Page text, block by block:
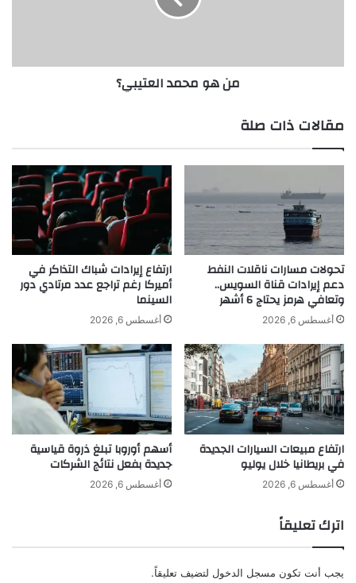
ق
ا
ل
ج
ح
ا
ت
ف
ي
م
ا
ل
إ
ن
ق
ا
ص
ا
ل
ن
ا
ي
ب
ي
من هو محمد العتيبي؟
مقالات ذات صلة
تحولات مسارات ناقلات النفط
دعم إيرادات قناة السويس..
وتعافي هرمز يحتاج 6 أشهر
أغسطس 6, 2026
ارتفاع إيرادات شباك التذاكر في
أميركا رغم تراجع عدد مرتادي دور
السينما
أغسطس 6, 2026
ارتفاع مبيعات السيارات الجديدة
في بريطانيا خلال يوليو
أغسطس 6, 2026
أسهم أوروبا تبلغ ذروة قياسية
جديدة بفعل نتائج الشركات
أغسطس 6, 2026
اترك تعليقاً
يجب أنت تكون مسجل الدخول لتضيف تعليقاً.